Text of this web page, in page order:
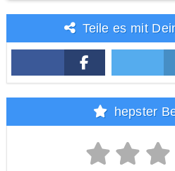
Teile es mit
hepster